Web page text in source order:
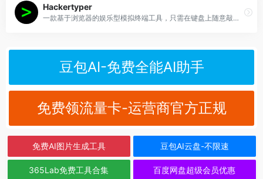
Hackertyper
一款基于浏览器的娱乐型模拟终端工具，只需在键盘上随意敲击或在移动端点击屏幕，系统便会自动逐行显示预设的代码片段、命令行输出以及特效，营造出“瞬间变身黑客精英”的假象。
豆包AI-免费全能AI助手
免费领流量卡-运营商官方正规
免费AI图片生成工具 豆包AI云盘-不限速
365Lab免费工具合集 百度网盘超级会员优惠